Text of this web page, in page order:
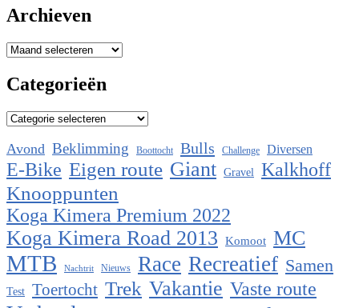
Archieven
Archieven
Categorieën
Categorieën
Avond Beklimming Boottocht Bulls Challenge Diversen
E-Bike Eigen route Giant Gravel Kalkhoff
Knooppunten
Koga Kimera Premium 2022
Koga Kimera Road 2013 Komoot MC
MTB Nachtrit Nieuws Race Recreatief Samen
Test Toertocht Trek Vakantie Vaste route